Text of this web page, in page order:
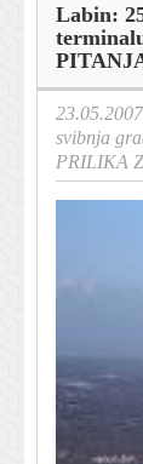
Labin:
svibnja
PRILIKA